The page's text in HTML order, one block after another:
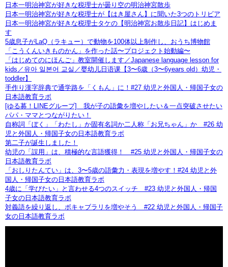
日本一明治神宮が好きな税理士が曇り空の明治神宮散歩
日本一明治神宮が好きな税理士が【はき屋さん】に聞いた3つのトリビア
日本一明治神宮が好きな税理士タケの【明治神宮お散歩日記】はじめま
す
5歳息子がLaQ（ラキュー）で動物を100体以上制作し、おうち博物館
「こうくんいきものかん」を作った話〜プロジェクト始動編〜
「はじめてのにほんご」教室開催します／Japanese language lesson for
kids／유아 일본어 교실／婴幼儿日语课【3〜6歳（3〜6years old）幼児・
toddler】
手作り漢字辞典で通学路を「くもん」に！#27 幼児と外国人・帰国子女の
日本語教育ラボ
[ゆる募！LINEグループ] 我が子の語彙を増やしたい＆一点突破させたい
パパ・ママとつながりたい！
自称詞「ぼく」「わたし」か固有名詞か二人称「お兄ちゃん」か #26 幼
児と外国人・帰国子女の日本語教育ラボ
第二子が誕生しました！
幼児の「誤用」は、積極的な言語獲得！ #25 幼児と外国人・帰国子女の
日本語教育ラボ
「おしりたんてい」は、3〜5歳の語彙力・表現を増やす！#24 幼児と外
国人・帰国子女の日本語教育ラボ
4歳に「学びたい」と言わせる4つのスイッチ #23 幼児と外国人・帰国
子女の日本語教育ラボ
対義語を繰り返し、ボキャブラリを増やそう #22 幼児と外国人・帰国子
女の日本語教育ラボ